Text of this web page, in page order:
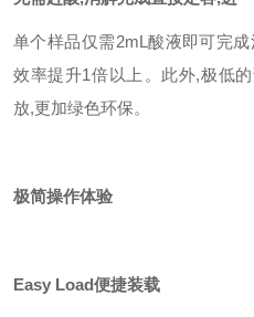
单个样品仅需2mL 酸液即可完成
效率提升1倍以上。此外,极低
放,更加绿色环保。
极简操作体验
Easy Load便捷装载